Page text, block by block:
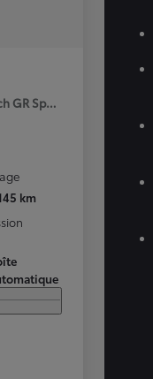
GR Sport Premiere MY25
km